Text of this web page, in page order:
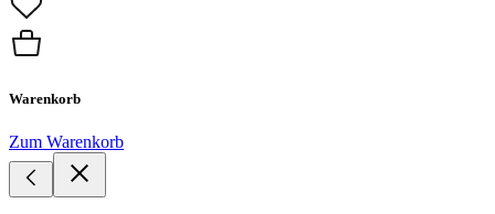
Warenkorb
Zum Warenkorb